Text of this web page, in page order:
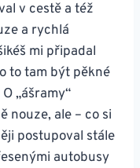
v cestě a též
a rychlá
mi připadal
to tam být pěkné
„ášramy“
nouze, ale – co si
postupoval stále
autobusy